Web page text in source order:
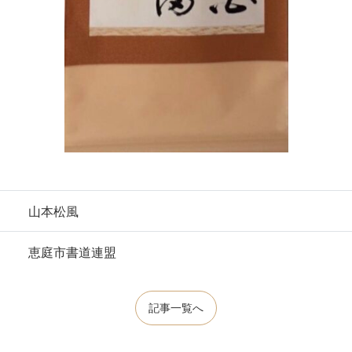
山本松風
恵庭市書道連盟
記事一覧へ